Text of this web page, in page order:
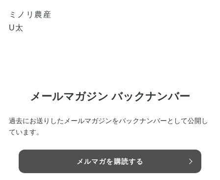
ミノリ農産
U太
メールマガジン バックナンバー
過去にお送りしたメールマガジンをバックナンバーとして公開し
ています。
メルマガを購読する